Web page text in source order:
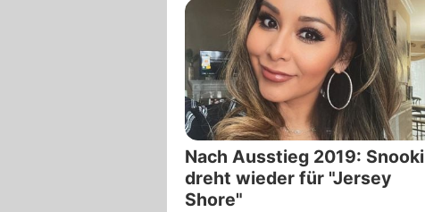
Nach Ausstieg 2019: Snooki
dreht wieder für "Jersey
Shore"